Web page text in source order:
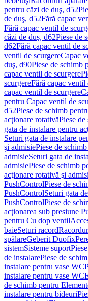
pentru căzi de duş, d52
de duş, d52Fără capac
Fără capac ventil de
căzi de duş, d62Piese de
d62Fără capac ventil de
ventil de scurgereCapac
duş, d90Piese de schimb
capac ventil de scurgere
scurgereFără capac ventil
capac ventil de scurgere
pentru Capac ventil de
d52Piese de schimb
acţionare rotativăPiese
gata de instalare pentru
Seturi gata de instalare
şi admisiePiese de
admisieSeturi gata de
admisiePiese de schimb
acţionare rotativă şi
PushControlPiese de
PushControlSeturi gata
PushControlPiese de
acţionarea sub presiune
pentru Cu dop ventil
baieSeturi racord
spălareGeberit Duofix
sistemSisteme suport
de instalarePiese de
instalare pentru vase WC
instalare pentru vase WC
de schimb pentru
instalare pentru bideuri